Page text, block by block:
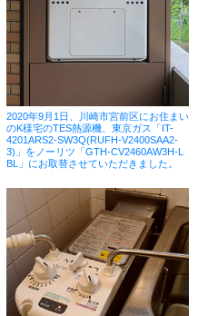
2020年9月1日、川崎市宮前区にお住まい
のK様宅のTES熱源機、東京ガス「IT-
4201ARS2-SW3Q(RUFH-V2400SAA2-
3)」をノーリツ「GTH-CV2460AW3H-L
BL」にお取替させていただきました。